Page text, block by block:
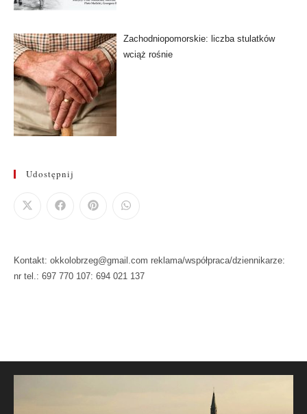
Zachodniopomorskie: liczba stulatków
wciąż rośnie
Udostępnij
Kontakt: okkolobrzeg@gmail.com reklama/współpraca/dziennikarze:
nr tel.: 697 770 107: 694 021 137